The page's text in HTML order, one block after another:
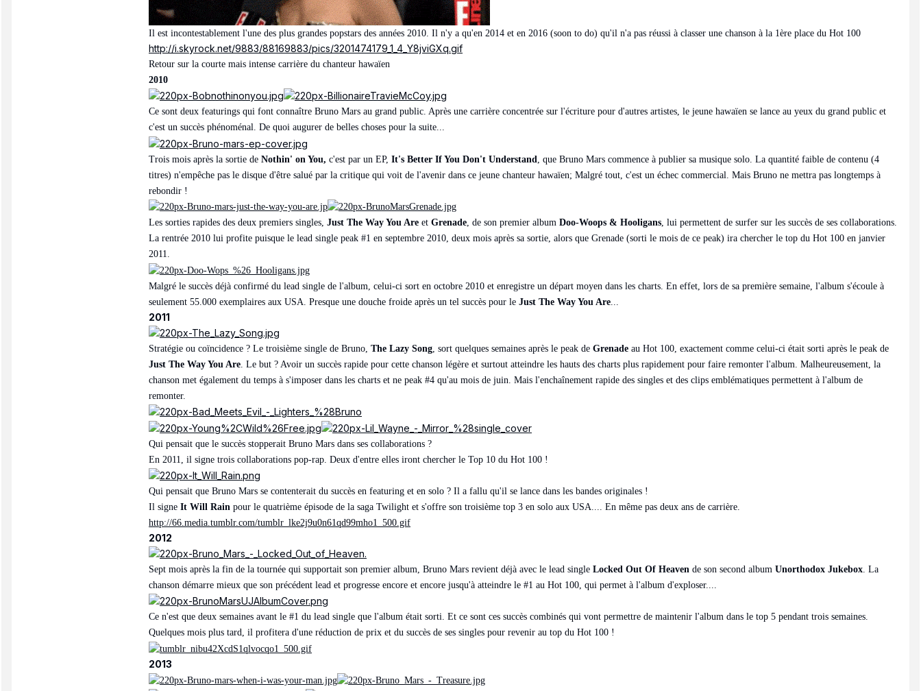
Il est incontestablement l'une des plus grandes popstars des années 2010. Il n'y a qu'en 2014 et en 2016 (soon to do) qu'il n'a pas réussi à classer une chanson à la 1ère place du Hot 100
http://i.skyrock.net/9883/88169883/pics/3201474179_1_4_Y8jviGXq.gif
Retour sur la courte mais intense carrière du chanteur hawaïen
2010
Ce sont deux featurings qui font connaître Bruno Mars au grand public. Après une carrière concentrée sur l'écriture pour d'autres artistes, le jeune hawaïen se lance au yeux du grand public et
c'est un succès phénoménal. De quoi augurer de belles choses pour la suite...
Trois mois après la sortie de Nothin' on You, c'est par un EP, It's Better If You Don't Understand , que Bruno Mars commence à publier sa musique solo. La quantité faible de contenu (4
titres) n'empêche pas le disque d'être salué par la critique qui voit de l'avenir dans ce jeune chanteur hawaïen; Malgré tout, c'est un échec commercial. Mais Bruno ne mettra pas longtemps à
rebondir !
Les sorties rapides des deux premiers singles, Just The Way You Are et Grenade, de son premier album Doo-Woops & Hooligans, lui permettent de surfer sur les succès de ses collaborations.
La rentrée 2010 lui profite puisque le lead single peak #1 en septembre 2010, deux mois après sa sortie, alors que Grenade (sorti le mois de ce peak) ira chercher le top du Hot 100 en janvier
2011.
Malgré le succès déjà confirmé du lead single de l'album, celui-ci sort en octobre 2010 et enregistre un départ moyen dans les charts. En effet, lors de sa première semaine, l'album s'écoule à
seulement 55.000 exemplaires aux USA. Presque une douche froide après un tel succès pour le Just The Way You Are...
2011
Stratégie ou coïncidence ? Le troisième single de Bruno, The Lazy Song, sort quelques semaines après le peak de Grenade au Hot 100, exactement comme celui-ci était sorti après le peak de
Just The Way You Are. Le but ? Avoir un succès rapide pour cette chanson légère et surtout atteindre les hauts des charts plus rapidement pour faire remonter l'album. Malheureusement, la
chanson met également du temps à s'imposer dans les charts et ne peak #4 qu'au mois de juin. Mais l'enchaînement rapide des singles et des clips emblématiques permettent à l'album de
remonter.
Qui pensait que le succès stopperait Bruno Mars dans ses collaborations ?
En 2011, il signe trois collaborations pop-rap. Deux d'entre elles iront chercher le Top 10 du Hot 100 !
Qui pensait que Bruno Mars se contenterait du succès en featuring et en solo ? Il a fallu qu'il se lance dans les bandes originales !
Il signe It Will Rain pour le quatrième épisode de la saga Twilight et s'offre son troisième top 3 en solo aux USA.... En même pas deux ans de carrière.
http://66.media.tumblr.com/tumblr_lke2j9u0n61qd99mho1_500.gif
2012
Sept mois après la fin de la tournée qui supportait son premier album, Bruno Mars revient déjà avec le lead single Locked Out Of Heaven de son second album Unorthodox Jukebox . La
chanson démarre mieux que son précédent lead et progresse encore et encore jusqu'à atteindre le #1 au Hot 100, qui permet à l'album d'exploser....
Ce n'est que deux semaines avant le #1 du lead single que l'album était sorti. Et ce sont ces succès combinés qui vont permettre de maintenir l'album dans le top 5 pendant trois semaines.
Quelques mois plus tard, il profitera d'une réduction de prix et du succès de ses singles pour revenir au top du Hot 100 !
2013